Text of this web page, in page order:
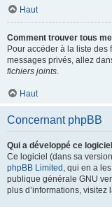
Haut
Comment trouver tous
Pour accéder à la liste
messages privés, allez
fichiers joints.
Haut
Concernant phpBB
Qui a développé ce
Ce logiciel (dans sa
phpBB Limited , qui en a
publique générale GNU
plus d’informations, visitez